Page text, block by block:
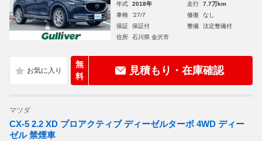
年式 2018年 走行
7.7万km
車検
'27/7 修復
なし
保証
保証付 整備
法定整備付
住所
石川県 金沢市
無
料
見積もり・在庫確認
マツダ
CX-5 2.2 XD プロアクティブ ディーゼルターボ 4WD ディー
ゼル 禁煙車